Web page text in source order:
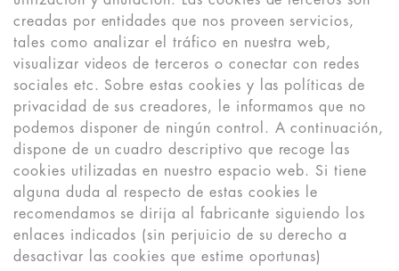
creadas por entidades que nos proveen servicios,
tales como analizar el tráfico en nuestra web,
visualizar videos de terceros o conectar con redes
sociales etc. Sobre estas cookies y las políticas de
privacidad de sus creadores, le informamos que no
podemos disponer de ningún control. A continuación,
dispone de un cuadro descriptivo que recoge las
cookies utilizadas en nuestro espacio web. Si tiene
alguna duda al respecto de estas cookies le
recomendamos se dirija al fabricante siguiendo los
enlaces indicados (sin perjuicio de su derecho a
desactivar las cookies que estime oportunas)